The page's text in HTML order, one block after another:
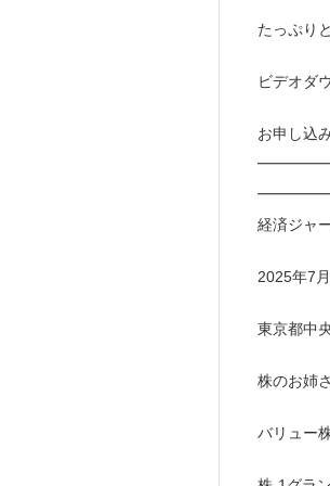
たっぷり
ビデオダ
お申し込
経済ジャ
2025年7
東京都中
株のお姉
バリュー